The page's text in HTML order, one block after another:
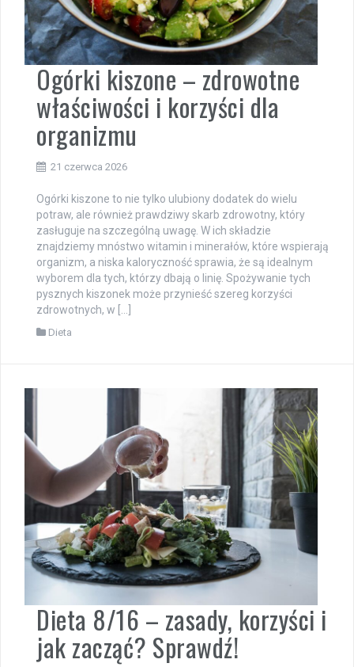
Ogórki kiszone – zdrowotne
właściwości i korzyści dla
organizmu
21 czerwca 2026
Ogórki kiszone to nie tylko ulubiony dodatek do wielu
potraw, ale również prawdziwy skarb zdrowotny, który
zasługuje na szczególną uwagę. W ich składzie
znajdziemy mnóstwo witamin i minerałów, które wspierają
organizm, a niska kaloryczność sprawia, że są idealnym
wyborem dla tych, którzy dbają o linię. Spożywanie tych
pysznych kiszonek może przynieść szereg korzyści
zdrowotnych, w […]
Dieta
Dieta 8/16 – zasady, korzyści i
jak zacząć? Sprawdź!